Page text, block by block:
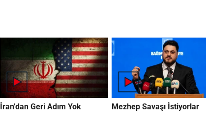
İran'dan Geri Adım Yok Mezhep Savaşı İstiyorlar